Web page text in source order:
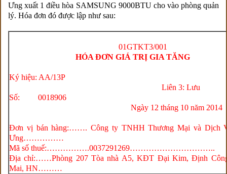
Ưng xuất 1 điều hòa SAMSUNG 9000BTU cho vào phòng quản
lý. Hóa đơn đó được lập như sau:
01GTKT3/001
HÓA ĐƠN GIÁ TRỊ GIA TĂNG
Ký hiệu: AA/13P
Liên 3:
Số: 0018906
Ngày 12 tháng 10 năm 2014
Đơn vị bán hàng:……. Công ty TNHH Thương Mại và Dịch
Ưng……………
Mã số thuế:…………….0037291269…………………………..
Địa chỉ:……Phòng 207 Tòa nhà A5, KĐT Đại Kim, Định
Mai, HN………